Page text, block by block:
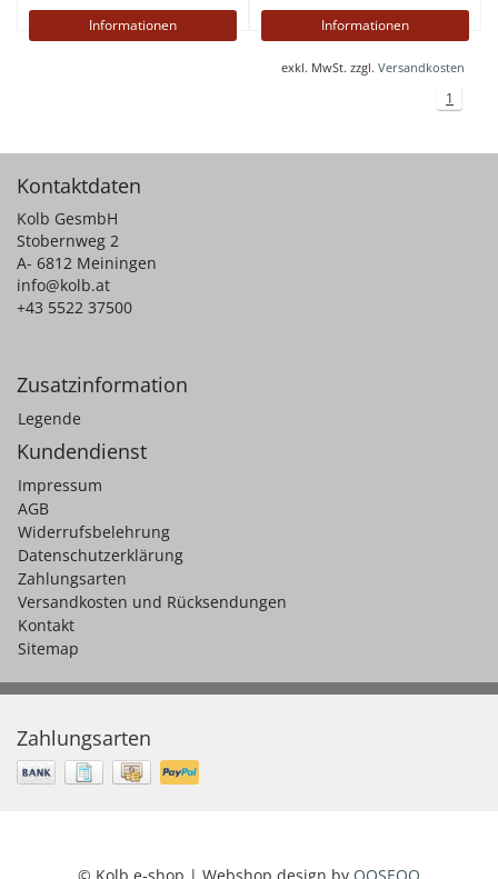
Informationen Informationen
exkl. MwSt. zzgl. Versandkosten
1
Kontaktdaten
Kolb GesmbH
Stobernweg 2
A- 6812 Meiningen
info@kolb.at
+43 5522 37500
Zusatzinformation
Legende
Kundendienst
Impressum
AGB
Widerrufsbelehrung
Datenschutzerklärung
Zahlungsarten
Versandkosten und Rücksendungen
Kontakt
Sitemap
Zahlungsarten